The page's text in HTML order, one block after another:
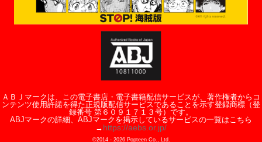
ＡＢＪマークは、この電子書店・電子書籍配信サービスが、著作権者からコ
ンテンツ使用許諾を得た正規版配信サービスであることを示す登録商標（登
録番号 第６０９１７１３号）です。
ABJマークの詳細、ABJマークを掲示しているサービスの一覧はこちら
→ https://aebs.or.jp/
©2014 - 2026Popteen Co., Ltd.